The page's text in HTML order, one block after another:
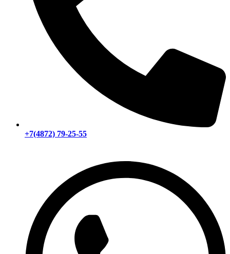
+7(4872) 79-25-55